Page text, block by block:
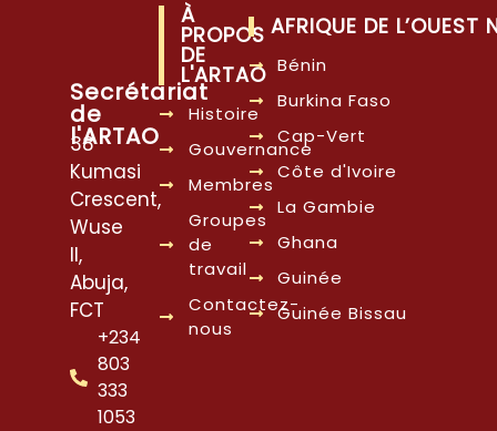
Secrétariat
de
l'ARTAO
38
Kumasi
Crescent,
Wuse
II,
Abuja,
FCT
+234
803
333
1053
À
PROPOS
DE
L'ARTAO
Histoire
Gouvernance
Membres
Groupes
de
travail
Contactez-
nous
AFRIQUE DE L’OUEST
Bénin
Burkina Faso
Cap-Vert
Côte d'Ivoire
La Gambie
Ghana
Guinée
Guinée Bissau